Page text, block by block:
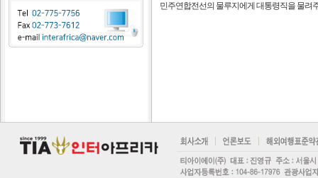
민주연합전선의 물루지에게 대통령직을 물려